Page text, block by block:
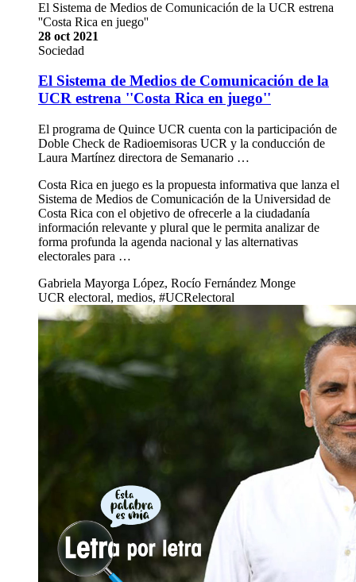
El Sistema de Medios de Comunicación de la UCR estrena
''Costa Rica en juego''
28 oct 2021
Sociedad
El Sistema de Medios de Comunicación de la
UCR estrena ''Costa Rica en juego''
El programa de Quince UCR cuenta con la participación de
Doble Check de Radioemisoras UCR y la conducción de
Laura Martínez directora de Semanario …
Costa Rica en juego es la propuesta informativa que lanza el
Sistema de Medios de Comunicación de la Universidad de
Costa Rica con el objetivo de ofrecerle a la ciudadanía
información relevante y plural que le permita analizar de
forma profunda la agenda nacional y las alternativas
electorales para …
Gabriela Mayorga López, Rocío Fernández Monge
UCR electoral, medios, #UCRelectoral